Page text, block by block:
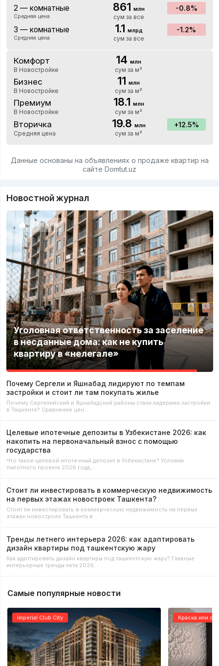
2 — комнатные
Средняя цена
861 млн
сум за все
-0.8%
3 — комнатные
Средняя цена
1.1 млрд
сум за все
-1.2%
Комфорт
В Новостройке
14млн
сум за м²
Бизнес
В Новостройке
11млн
сум за м²
Премиум
В Новостройке
18.1 млн
сум за м²
Вторичка
Средняя цена
19.8 млн
сум за м²
12.5%
Данные основаны на объявлениях о продаже квартир на
сайте Domtut.uz
Новостной журнал
Свежие
Уголовная ответственность за заселение
в несданные дома: как не купить
квартиру в «нелегале»
Почему Сергели и Яшнабад лидируют по темпам
застройки и стоит ли там покупать жилье
Почему Сергелийский и Яшнабадский районы стали лидерами застройки
в Ташкенте? Сравнение цен…
Целевые ипотечные депозиты в Узбекистане 2026: как
накопить на первоначальный взнос с помощью
государства
Что такое целевой ипотечный депозит в Узбекистане? Условия
пилотного проекта 2026 года,…
Стоит ли инвестировать в коммерческую недвижимость
на первых этажах новостроек Ташкента?
Стоит ли инвестировать в коммерческую недвижимость на первых
этажах новостроек Ташкента в…
Тренды летнего интерьера 2026: как адаптировать
дизайн квартиры под ташкентскую жару
Как адаптировать дизайн квартиры под ташкентскую жару? Главные
интерьерные тренды лета 2026…
Самые популярные новости
Imperial Club City Краска или